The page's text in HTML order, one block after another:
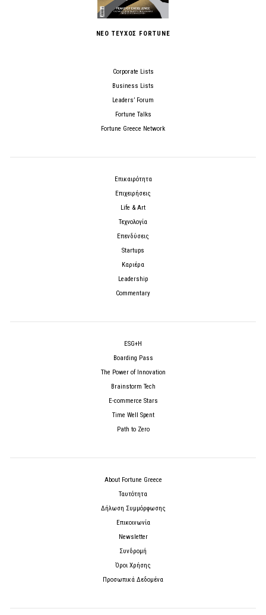
ΝΕΟ ΤΕΥΧΟΣ FORTUNE
Corporate Lists
Business Lists
Leaders’ Forum
Fortune Talks
Fortune Greece Network
Επικαιρότητα
Επιχειρήσεις
Life & Art
Τεχνολογία
Επενδύσεις
Startups
Καριέρα
Leadership
Commentary
ESG+H
Boarding Pass
The Power of Innovation
Brainstorm Tech
E-commerce Stars
Time Well Spent
Path to Zero
About Fortune Greece
Ταυτότητα
Δήλωση Συμμόρφωσης
Επικοινωνία
Newsletter
Συνδρομή
Όροι Χρήσης
Προσωπικά Δεδομένα